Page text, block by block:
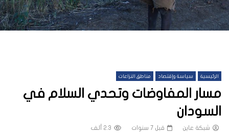
الرئيسية سياسة وإقتصاد مناطق النزاعات
مسار المفاوضات وتحدي السلام في
السودان
شبكة عاين قبل 7 سنوات 2.3 ألف